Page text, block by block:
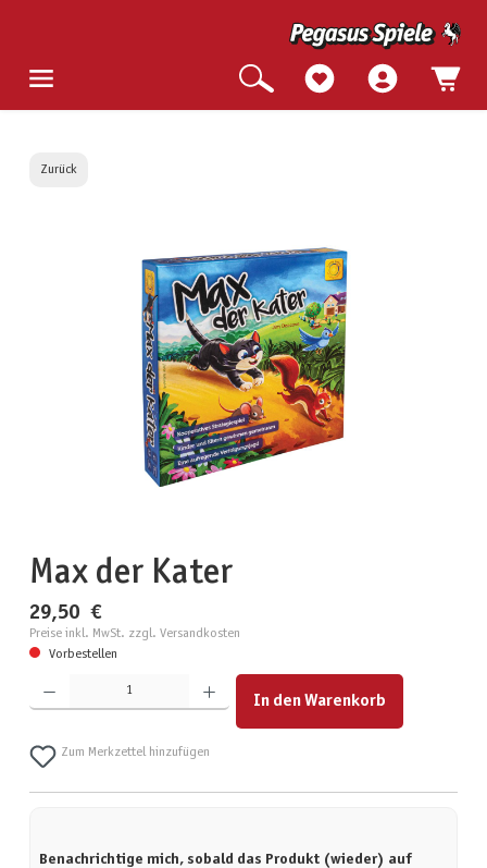
Zurück
Bildergalerie überspringen
Max der Kater
29,50 €
Preise inkl. MwSt. zzgl. Versandkosten
Vorbestellen
Produkt Anzahl: Gib den gewünschten Wert ein oder benutze die Schaltflächen um die Anzahl zu
In den Warenkorb
Zum Merkzettel hinzufügen
Benachrichtige mich, sobald das Produkt (wieder) auf